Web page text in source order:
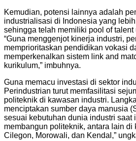
Kemudian, potensi lainnya adalah
industrialisasi di Indonesia yang
sehingga telah memiliki pool of talent
“Guna menggenjot kinerja industri,
memprioritaskan pendidikan vokasi
memperkenalkan sistem link and
kurikulum,” imbuhnya.
Guna memacu investasi di sektor
Perindustrian turut memfasilitasi
politeknik di kawasan industri.
menciptakan sumber daya manusia
sesuai kebutuhan dunia industri saat
membangun politeknik, antara lain di
Cilegon, Morowali, dan Kendal,”